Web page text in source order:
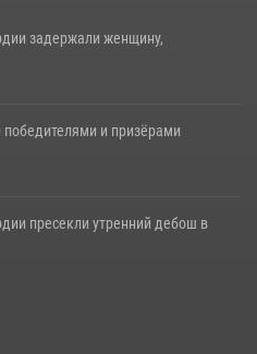
задержали женщину,
и призёрами
пресекли утренний дебош в